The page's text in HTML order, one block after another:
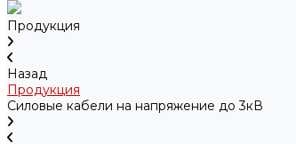
Продукция
Назад
Продукция
Силовые кабели на напряжение до 3кВ